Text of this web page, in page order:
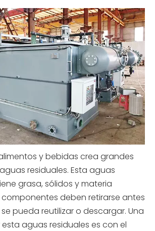
y bebidas crea grandes
residuales. Esta aguas
grasa, sólidos y materia
deben retirarse antes
pueda reutilizar o descargar. Una
aguas residuales es con el